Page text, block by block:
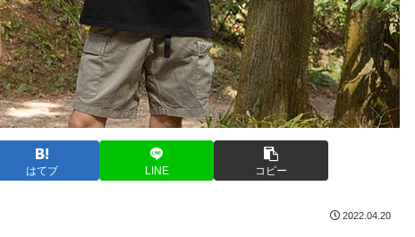
はてブ LINE コピー
2022.04.20